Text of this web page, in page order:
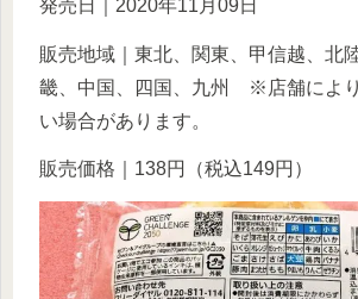
発売日｜2020年11月09日
販売地域｜東北、関東、甲信越、北
畿、中国、四国、九州 ※店舗によ
い場合があります。
販売価格｜138円（税込149円）